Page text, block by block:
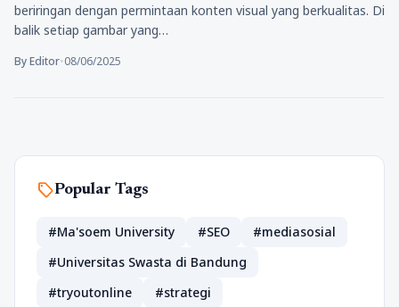
beriringan dengan permintaan konten visual yang berkualitas. Di
balik setiap gambar yang…
By Editor•08/06/2025
sellPopular Tags
#Ma'soem University #SEO
#mediasosial
#Universitas Swasta di Bandung
#tryoutonline
#strategi